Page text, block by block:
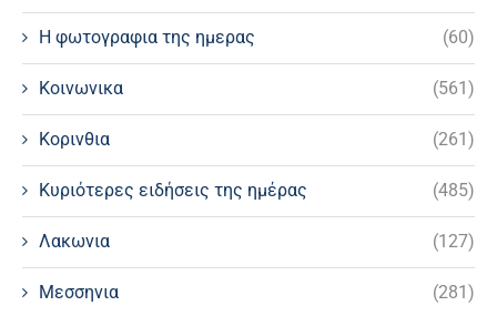
Η φωτογραφια της ημερας (60)
Κοινωνικα (561)
Κορινθια (261)
Κυριότερες ειδήσεις της ημέρας (485)
Λακωνια (127)
Μεσσηνια (281)